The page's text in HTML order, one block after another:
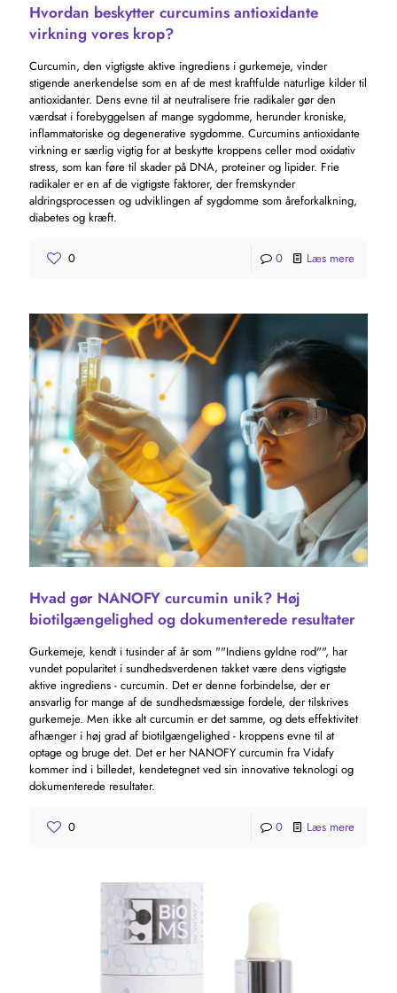
Hvordan beskytter curcumins antioxidante
virkning vores krop?
Curcumin, den vigtigste aktive ingrediens i gurkemeje, vinder
stigende anerkendelse som en af ​​de mest kraftfulde naturlige kilder til
antioxidanter. Dens evne til at neutralisere frie radikaler gør den
værdsat i forebyggelsen af ​​mange sygdomme, herunder kroniske,
inflammatoriske og degenerative sygdomme. Curcumins antioxidante
virkning er særlig vigtig for at beskytte kroppens celler mod oxidativ
stress, som kan føre til skader på DNA, proteiner og lipider. Frie
radikaler er en af ​​de vigtigste faktorer, der fremskynder
aldringsprocessen og udviklingen af ​​sygdomme som åreforkalkning,
diabetes og kræft.
0 0 Læs mere
Hvad gør NANOFY curcumin unik? Høj
biotilgængelighed og dokumenterede resultater
Gurkemeje, kendt i tusinder af år som ""Indiens gyldne rod"", har
vundet popularitet i sundhedsverdenen takket være dens vigtigste
aktive ingrediens - curcumin. Det er denne forbindelse, der er
ansvarlig for mange af de sundhedsmæssige fordele, der tilskrives
gurkemeje. Men ikke alt curcumin er det samme, og dets effektivitet
afhænger i høj grad af biotilgængelighed - kroppens evne til at
optage og bruge det. Det er her NANOFY curcumin fra Vidafy
kommer ind i billedet, kendetegnet ved sin innovative teknologi og
dokumenterede resultater.
0 0 Læs mere